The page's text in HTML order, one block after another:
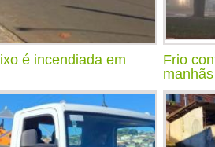
é incendiada em
Frio